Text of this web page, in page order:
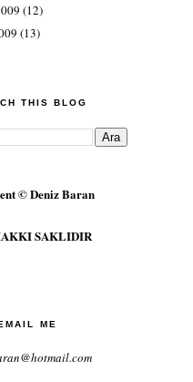
(12)
(13)
THIS BLOG
© Deniz Baran
SAKLIDIR
ME